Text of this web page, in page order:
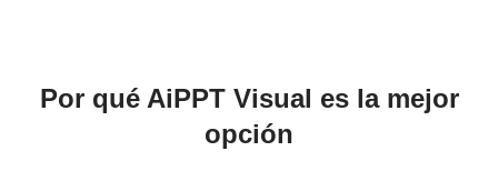
Por qué AiPPT Visual es la mejor
opción